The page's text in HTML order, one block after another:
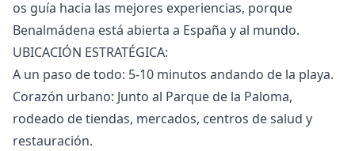
os guía hacia las mejores experiencias, porque
Benalmádena está abierta a España y al mundo.
UBICACIÓN ESTRATÉGICA:
A un paso de todo: 5-10 minutos andando de la playa.
Corazón urbano: Junto al Parque de la Paloma,
rodeado de tiendas, mercados, centros de salud y
restauración.